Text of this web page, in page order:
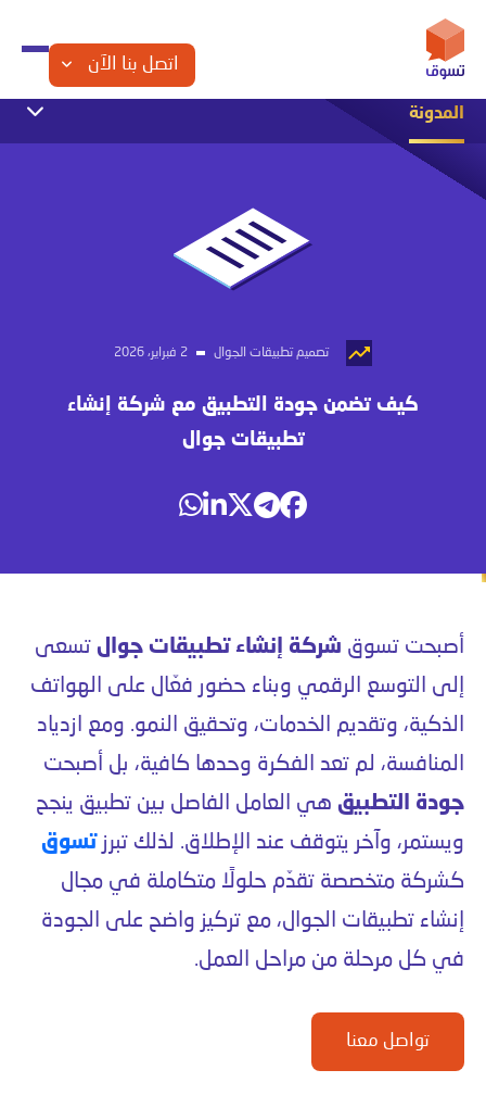
اتصل بنا الآن
المدونة
التجارة الإلكترونية
تصميم تطبيقات الجوال 2 فبراير، 2026
كيف تضمن جودة التطبيق مع شركة إنشاء
تطبيقات جوال
أصبحت تسوق شركة إنشاء تطبيقات جوال تسعى
إلى التوسع الرقمي وبناء حضور فعّال على الهواتف
الذكية، وتقديم الخدمات، وتحقيق النمو. ومع ازدياد
المنافسة، لم تعد الفكرة وحدها كافية، بل أصبحت
جودة التطبيق هي العامل الفاصل بين تطبيق ينجح
ويستمر، وآخر يتوقف عند الإطلاق. لذلك تبرزتسوق
كشركة متخصصة تقدّم حلولًا متكاملة في مجال
إنشاء تطبيقات الجوال، مع تركيز واضح على الجودة
في كل مرحلة من مراحل العمل.
تواصل معنا